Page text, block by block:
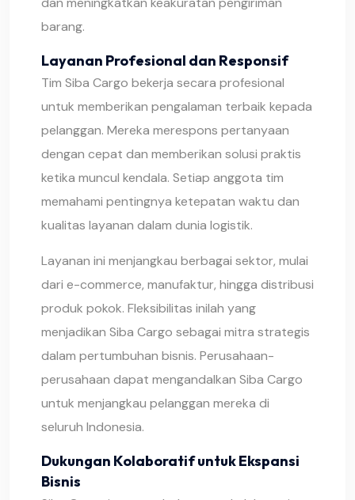
barang.
Layanan Profesional dan Responsif
Tim Siba Cargo bekerja secara profesional
untuk memberikan pengalaman terbaik kepada
pelanggan. Mereka merespons pertanyaan
dengan cepat dan memberikan solusi praktis
ketika muncul kendala. Setiap anggota tim
memahami pentingnya ketepatan waktu dan
kualitas layanan dalam dunia logistik.
Layanan ini menjangkau berbagai sektor, mulai
dari e-commerce, manufaktur, hingga distribusi
produk pokok. Fleksibilitas inilah yang
menjadikan Siba Cargo sebagai mitra strategis
dalam pertumbuhan bisnis. Perusahaan-
perusahaan dapat mengandalkan Siba Cargo
untuk menjangkau pelanggan mereka di
seluruh Indonesia.
Dukungan Kolaboratif untuk Ekspansi
Bisnis